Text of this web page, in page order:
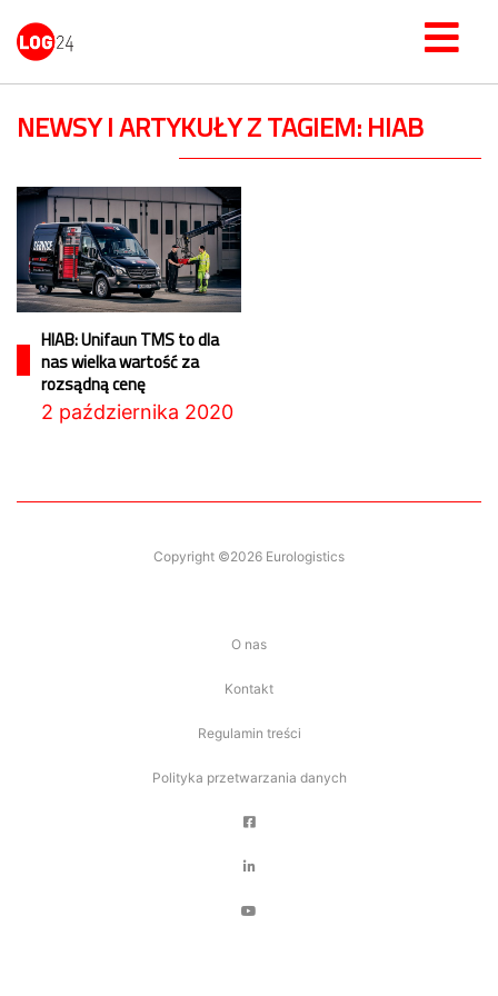
NEWSY I ARTYKUŁY Z TAGIEM: HIAB
HIAB: Unifaun TMS to dla
nas wielka wartość za
rozsądną cenę
2 października 2020
Copyright ©2026 Eurologistics
O nas
Kontakt
Regulamin treści
Polityka przetwarzania danych